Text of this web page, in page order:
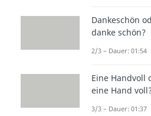
Dankeschön
danke schön?
2/3 – Dauer: 01:54
Eine Handvoll
eine Hand
3/3 – Dauer: 01:37